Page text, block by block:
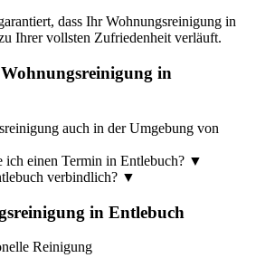
dass Ihr Wohnungsreinigung in
Ihrer vollsten Zufriedenheit verläuft.
in
auch in der Umgebung von
ich einen Termin in Entlebuch? ▼
verbindlich? ▼
in Entlebuch
Reinigung